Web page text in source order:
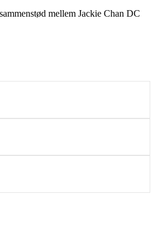
mellem Jackie Chan DC